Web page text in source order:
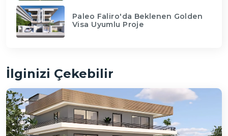
Paleo Faliro'da Beklenen Golden
Visa Uyumlu Proje
İlginizi Çekebilir